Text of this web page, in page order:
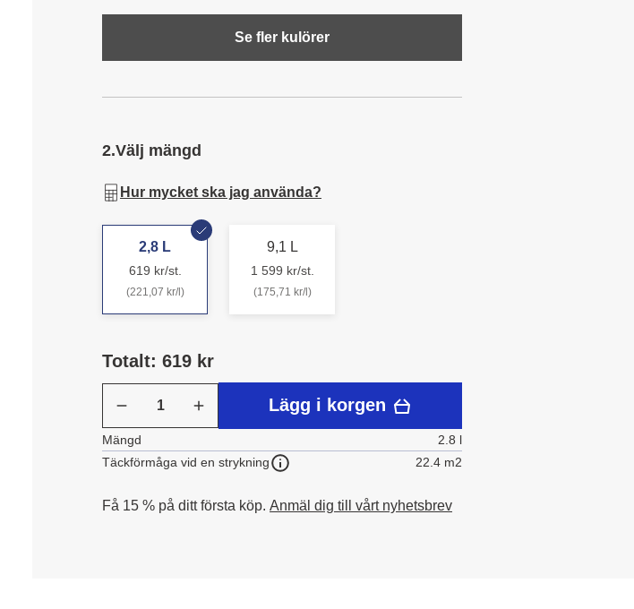
Se fler kulörer
2.Välj mängd
Hur mycket ska jag använda?
2,8 L
619 kr/st.
(221,07 kr/l)
9,1 L
1 599 kr/st.
(175,71 kr/l)
Totalt: 619 kr
Lägg i korgen
Mängd
2.8 l
Täckförmåga vid en strykning
22.4 m2
Få 15 % på ditt första köp. Anmäl dig till vårt nyhetsbrev